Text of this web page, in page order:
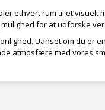
ethvert rum til et visuelt
for at udforske
Uanset om du er
atmosfære med vores